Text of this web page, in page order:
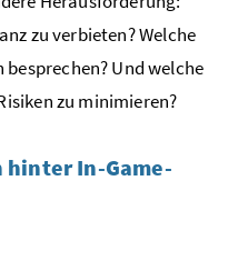
zu verbieten? Welche
Und welche
zu minimieren?
hinter In-Game-